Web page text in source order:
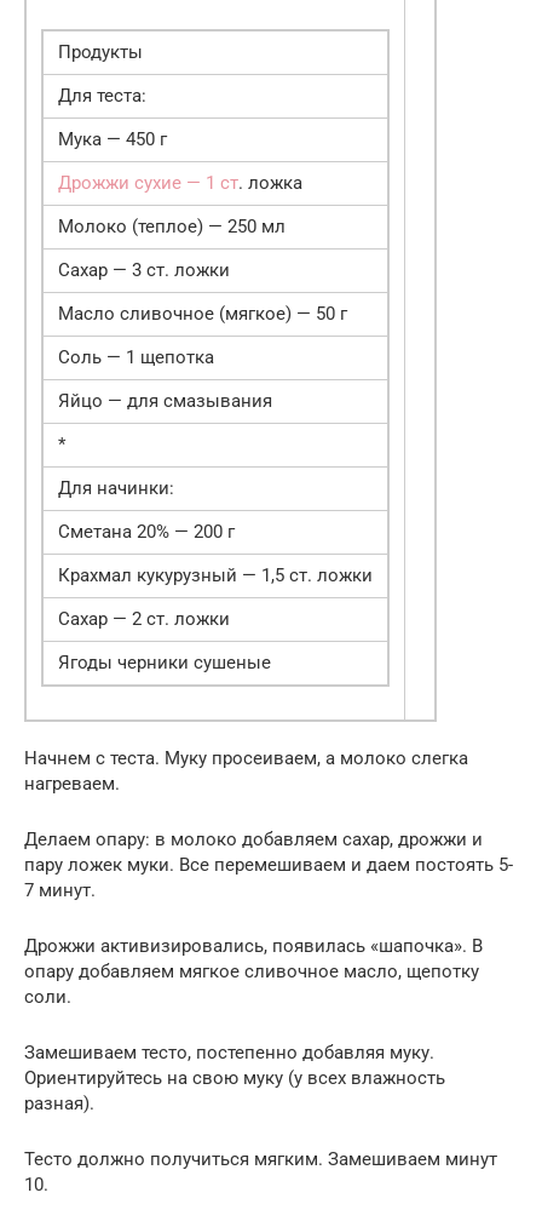
Продукты
Для теста:
Мука — 450 г
Дрожжи сухие — 1 ст. ложка
Молоко (теплое) — 250 мл
Сахар — 3 ст. ложки
Масло сливочное (мягкое) — 50 г
Соль — 1 щепотка
Яйцо — для смазывания
*
Для начинки:
Сметана 20% — 200 г
Крахмал кукурузный — 1,5 ст. ложки
Сахар — 2 ст. ложки
Ягоды черники сушеные
Начнем с теста. Муку просеиваем, а молоко слегка
нагреваем.
Делаем опару: в молоко добавляем сахар, дрожжи и
пару ложек муки. Все перемешиваем и даем постоять 5-
7 минут.
Дрожжи активизировались, появилась «шапочка». В
опару добавляем мягкое сливочное масло, щепотку
соли.
Замешиваем тесто, постепенно добавляя муку.
Ориентируйтесь на свою муку (у всех влажность
разная).
Тесто должно получиться мягким. Замешиваем минут
10.